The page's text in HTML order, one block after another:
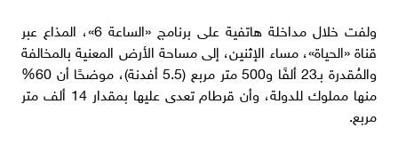
ولفت خلال مداخلة هاتفية على برنامج «الساعة 6»، المذاع عبر
قناة «الحياة»، مساء الإثنين، إلى مساحة الأرض المعنية بالمخالفة
والمُقدرة بـ23 ألفًا و500 متر مربع (5.5 أفدنة)، موضحًا أن 60%
منها مملوك للدولة، وأن قرطام تعدى عليها بمقدار 14 ألف متر
مربع.